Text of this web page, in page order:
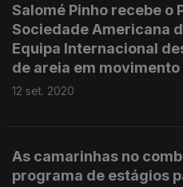
Salomé Pinho recebe o
Sociedade Americana
Equipa Internacional
de areia em
12 set. 2020
As camarinhas no
programa de estágios